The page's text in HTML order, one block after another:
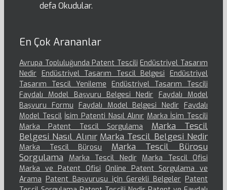
defa Okudular.
En Çok Arananlar
Avrupa Topluluğunda Patent Tescili Endüstriyel Tasarım
Nedir Endüstriyel Tasarım Tescil Belgesi
Endüstriyel
Tasarım Tescil Yenileme
Endüstriyel Tasarım Tescili
Faydalı Model Başvuru Belgesi Nedir
Faydalı Model
Başvuru Formu
Faydalı Model Belgesi Nedir Faydalı
Model Tescil İsim Patenti Nasıl Alınır Marka İsim Tescili
Marka Patent Tescil Sorgulama
Marka Tescil
Belgesi Nasıl Alınır Marka Tescil Belgesi Nedir
Marka Tescil Bürosu
Marka Tescil Bürosu
Sorgulama
Marka Tescil Nedir Marka Tescil Ofisi
Marka ve Patent Ofisi Online Patent Sorgulama ve
Arama Patent Başvurusu için Gerekli Belgeler Patent